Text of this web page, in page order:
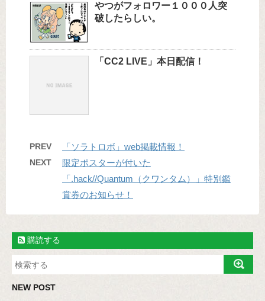
やつがフォロワー１０００人突
破したらしい。
「CC2 LIVE」本日配信！
PREV 「ソラトロボ」web掲載情報！
NEXT
限定ポスターが付いた
「.hack//Quantum（クワンタム）」特別鑑
賞券のお知らせ！
購読する
NEW POST